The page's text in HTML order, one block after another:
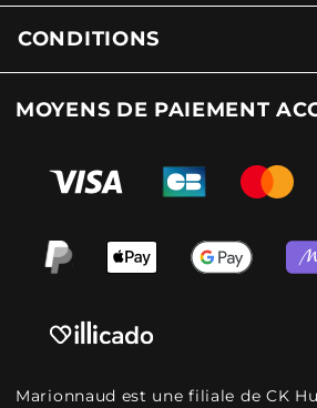
CONDITIONS
MOYENS DE PAIEMENT
Marionnaud est une filiale de CK